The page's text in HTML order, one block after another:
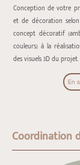
Conception de votre
et de décoration
concept décoratif
couleurs) à la
des visuels 3D du projet.
En
Coordination